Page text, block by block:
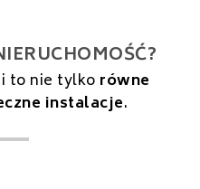
to nie tylko równe
instalacje.